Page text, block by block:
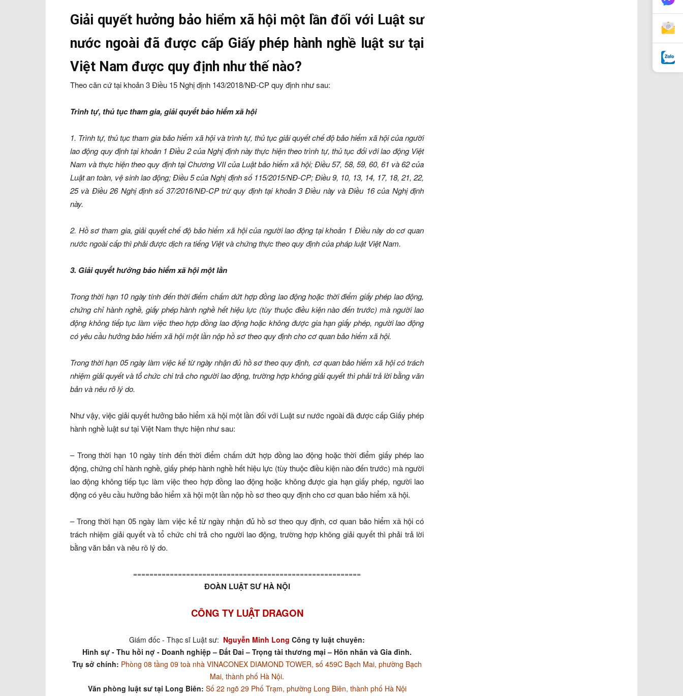
Giải quyết hưởng bảo hiểm xã hội một lần đối với Luật sư
nước ngoài đã được cấp Giấy phép hành nghề luật sư tại
Việt Nam được quy định như thế nào?
Theo căn cứ tại khoản 3 Điều 15 Nghị định 143/2018/NĐ-CP quy định như sau:
Trình tự, thủ tục tham gia, giải quyết bảo hiểm xã hội
1. Trình tự, thủ tục tham gia bảo hiểm xã hội và trình tự, thủ tục giải quyết chế độ bảo hiểm xã hội của người
lao động quy định tại khoản 1 Điều 2 của Nghị định này thực hiện theo trình tự, thủ tục đối với lao động Việt
Nam và thực hiện theo quy định tại Chương VII của Luật bảo hiểm xã hội; Điều 57, 58, 59, 60, 61 và 62 của
Luật an toàn, vệ sinh lao động; Điều 5 của Nghị định số 115/2015/NĐ-CP; Điều 9, 10, 13, 14, 17, 18, 21, 22,
25 và Điều 26 Nghị định số 37/2016/NĐ-CP trừ quy định tại khoản 3 Điều này và Điều 16 của Nghị định
này.
2. Hồ sơ tham gia, giải quyết chế độ bảo hiểm xã hội của người lao động tại khoản 1 Điều này do cơ quan
nước ngoài cấp thì phải được dịch ra tiếng Việt và chứng thực theo quy định của pháp luật Việt Nam.
3. Giải quyết hưởng bảo hiểm xã hội một lần
Trong thời hạn 10 ngày tính đến thời điểm chấm dứt hợp đồng lao động hoặc thời điểm giấy phép lao động,
chứng chỉ hành nghề, giấy phép hành nghề hết hiệu lực (tùy thuộc điều kiện nào đến trước) mà người lao
động không tiếp tục làm việc theo hợp đồng lao động hoặc không được gia hạn giấy phép, người lao động
có yêu cầu hưởng bảo hiểm xã hội một lần nộp hồ sơ theo quy định cho cơ quan bảo hiểm xã hội.
Trong thời hạn 05 ngày làm việc kể từ ngày nhận đủ hồ sơ theo quy định, cơ quan bảo hiểm xã hội có trách
nhiệm giải quyết và tổ chức chi trả cho người lao động, trường hợp không giải quyết thì phải trả lời bằng văn
bản và nêu rõ lý do.
Như vậy, việc giải quyết hưởng bảo hiểm xã hội một lần đối với Luật sư nước ngoài đã được cấp Giấy phép
hành nghề luật sư tại Việt Nam thực hiện như sau:
– Trong thời hạn 10 ngày tính đến thời điểm chấm dứt hợp đồng lao động hoặc thời điểm giấy phép lao
động, chứng chỉ hành nghề, giấy phép hành nghề hết hiệu lực (tùy thuộc điều kiện nào đến trước) mà người
lao động không tiếp tục làm việc theo hợp đồng lao động hoặc không được gia hạn giấy phép, người lao
động có yêu cầu hưởng bảo hiểm xã hội một lần nộp hồ sơ theo quy định cho cơ quan bảo hiểm xã hội.
– Trong thời hạn 05 ngày làm việc kể từ ngày nhận đủ hồ sơ theo quy định, cơ quan bảo hiểm xã hội có
trách nhiệm giải quyết và tổ chức chi trả cho người lao động, trường hợp không giải quyết thì phải trả lời
bằng văn bản và nêu rõ lý do.
========================================================
ĐOÀN LUẬT SƯ HÀ NỘI
CÔNG TY LUẬT DRAGON
Giám đốc - Thạc sĩ Luật sư: Nguyễn Minh Long Công ty luật chuyên:
Hình sự - Thu hồi nợ - Doanh nghiệp – Đất Đai – Trọng tài thương mại – Hôn nhân và Gia đình.
Trụ sở chính: Phòng 08 tầng 09 toà nhà VINACONEX DIAMOND TOWER, số 459C Bạch Mai, phường Bạch
Mai, thành phố Hà Nội.
Văn phòng luật sư tại Long Biên: Số 22 ngõ 29 Phố Trạm, phường Long Biên, thành phố Hà Nội